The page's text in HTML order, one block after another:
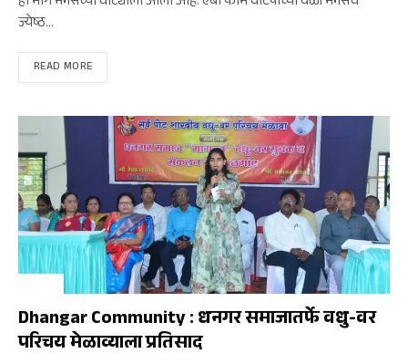
ज्येष्ठ…
READ MORE
Dhangar Community : धनगर समाजातर्फे वधु-वर
परिचय मेळाव्याला प्रतिसाद